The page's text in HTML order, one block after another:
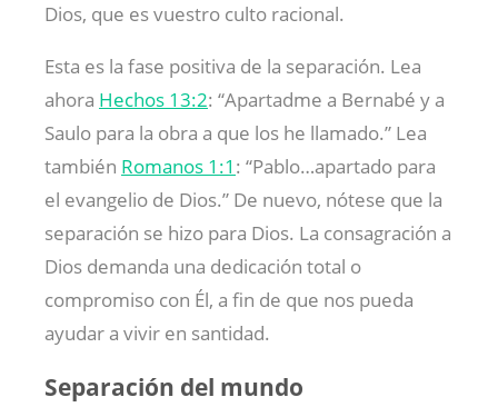
Dios, que es vuestro culto racional.
Esta es la fase positiva de la separación. Lea
ahora Hechos 13:2: “Apartadme a Bernabé y a
Saulo para la obra a que los he llamado.” Lea
también Romanos 1:1 : “Pablo…apartado para
el evangelio de Dios.” De nuevo, nótese que la
separación se hizo para Dios. La consagración a
Dios demanda una dedicación total o
compromiso con Él, a fin de que nos pueda
ayudar a vivir en santidad.
Separación del mundo